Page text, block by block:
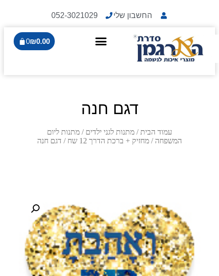
החשבון שלי 052-3021029
₪0.00
0
דגם חנה
עמוד הבית / מתנות לגני ילדים / מתנות ליום
המשפחה / מחזיק + ברכת הדרך 12 שח / דגם חנה